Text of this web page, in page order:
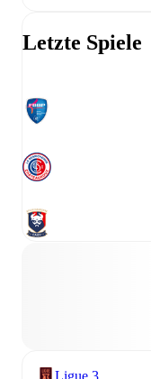
Letzte Spiele
Ligue 3